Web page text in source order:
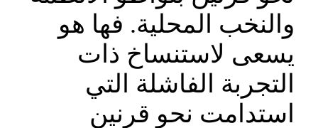
والنخب المحلية. فها هو
يسعى لاستنساخ ذات
التجربة الفاشلة التي
استدامت نحو قرنين